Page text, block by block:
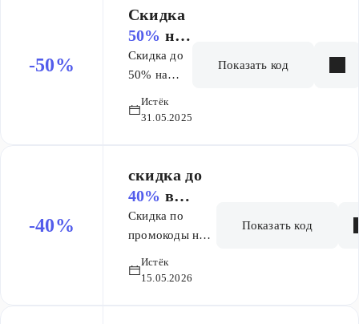
лету со скидкой
до 40% и
подарками на
30 000 ₽ С
учениками
уроки): до 15
БУ в подарок
при пополнении
баланса
занятий.
Подарки
-50%
Скидка
50% на
заказ
Скидка до
50% на
уроков по
Истёк
31.05.2025
Показать код
-40%
скидка до
40% в
Skyeng для
новых
учеников и
текущих
Скидка по
промокоды на
Заговорите на
Истёк
15.05.2026
Показать код